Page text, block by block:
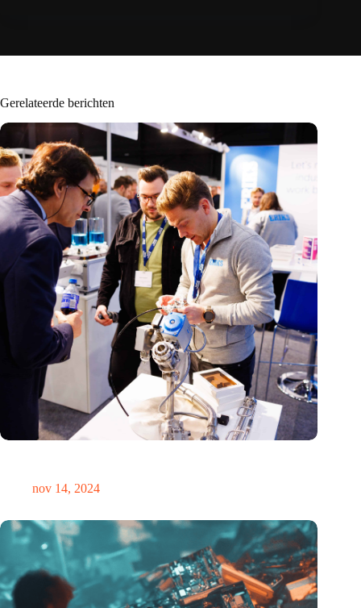
Gerelateerde berichten
nov 14, 2024